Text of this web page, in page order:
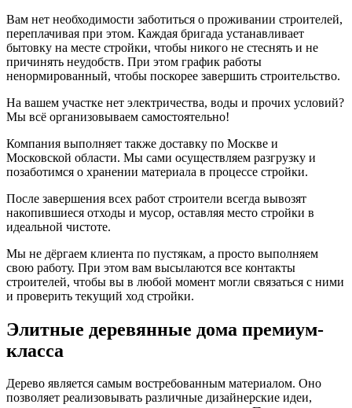
Вам нет необходимости заботиться о проживании строителей,
переплачивая при этом. Каждая бригада устанавливает
бытовку на месте стройки, чтобы никого не стеснять и не
причинять неудобств. При этом график работы
ненормированный, чтобы поскорее завершить строительство.
На вашем участке нет электричества, воды и прочих условий?
Мы всё организовываем самостоятельно!
Компания выполняет также доставку по Москве и
Московской области. Мы сами осуществляем разгрузку и
позаботимся о хранении материала в процессе стройки.
После завершения всех работ строители всегда вывозят
накопившиеся отходы и мусор, оставляя место стройки в
идеальной чистоте.
Мы не дёргаем клиента по пустякам, а просто выполняем
свою работу. При этом вам высылаются все контакты
строителей, чтобы вы в любой момент могли связаться с ними
и проверить текущий ход стройки.
Элитные деревянные дома премиум-
класса
Дерево является самым востребованным материалом. Оно
позволяет реализовывать различные дизайнерские идеи,